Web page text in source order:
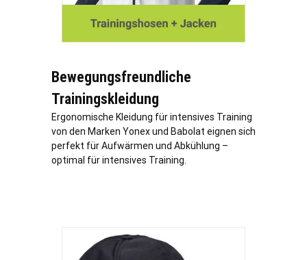
Bewegungsfreundliche
Trainingskleidung
Ergonomische Kleidung für intensives Training
von den Marken Yonex und Babolat eignen sich
perfekt für Aufwärmen und Abkühlung –
optimal für intensives Training.